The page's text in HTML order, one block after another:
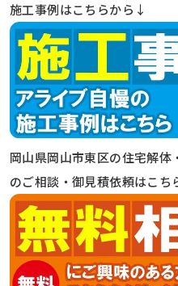
施工事例はこちらから↓
岡山県岡山市東区の住宅解
のご相談・御見積依頼はこち